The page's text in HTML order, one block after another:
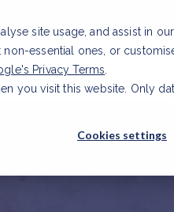
site usage, and assist in
essential ones, or
Privacy Terms
you visit this website. Only
Cookies settings
Services et produits